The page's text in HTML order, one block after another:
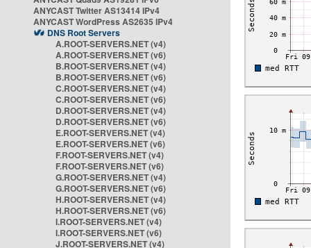
ANYCAST Twitter AS13414 IPv4
ANYCAST WordPress AS2635 IPv4
DNS Root Servers
A.ROOT-SERVERS.NET (v4)
A.ROOT-SERVERS.NET (v6)
B.ROOT-SERVERS.NET (v4)
B.ROOT-SERVERS.NET (v6)
C.ROOT-SERVERS.NET (v4)
C.ROOT-SERVERS.NET (v6)
D.ROOT-SERVERS.NET (v4)
D.ROOT-SERVERS.NET (v6)
E.ROOT-SERVERS.NET (v4)
E.ROOT-SERVERS.NET (v6)
F.ROOT-SERVERS.NET (v4)
F.ROOT-SERVERS.NET (v6)
G.ROOT-SERVERS.NET (v4)
G.ROOT-SERVERS.NET (v6)
H.ROOT-SERVERS.NET (v4)
H.ROOT-SERVERS.NET (v6)
I.ROOT-SERVERS.NET (v4)
I.ROOT-SERVERS.NET (v6)
J.ROOT-SERVERS.NET (v4)